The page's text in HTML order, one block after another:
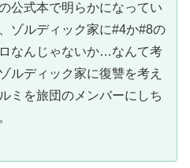
公式本で明らかになってい
ゾルディック家に#4か#8の
なんじゃないか…なんて考
ルディック家に復讐を考え
ミを旅団のメンバーにしち